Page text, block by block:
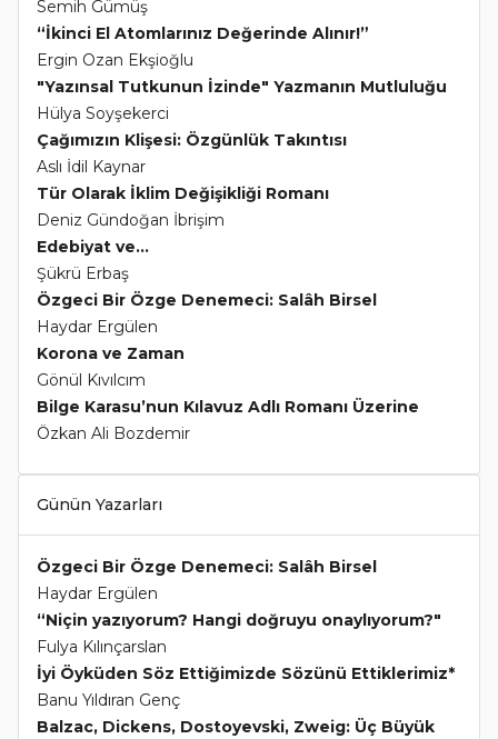
Semih Gümüş
“İkinci El Atomlarınız Değerinde Alınır!”
Ergin Ozan Ekşioğlu
"Yazınsal Tutkunun İzinde" Yazmanın Mutluluğu
Hülya Soyşekerci
Çağımızın Klişesi: Özgünlük Takıntısı
Aslı İdil Kaynar
Tür Olarak İklim Değişikliği Romanı
Deniz Gündoğan İbrişim
Edebiyat ve...
Şükrü Erbaş
Özgeci Bir Özge Denemeci: Salâh Birsel
Haydar Ergülen
Korona ve Zaman
Gönül Kıvılcım
Bilge Karasu’nun Kılavuz Adlı Romanı Üzerine
Özkan Ali Bozdemir
Günün Yazarları
Özgeci Bir Özge Denemeci: Salâh Birsel
Haydar Ergülen
“Niçin yazıyorum? Hangi doğruyu onaylıyorum?"
Fulya Kılınçarslan
İyi Öyküden Söz Ettiğimizde Sözünü Ettiklerimiz*
Banu Yıldıran Genç
Balzac, Dickens, Dostoyevski, Zweig: Üç Büyük